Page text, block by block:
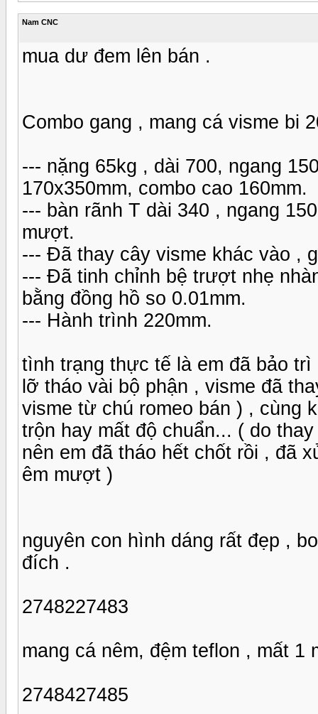
Nam CNC
mua dư đem lên bán .
Combo gang , mang cá visme bi
--- nặng 65kg , dài 700, ngang
170x350mm, combo cao 160mm.
--- bàn rãnh T dài 340 , ngang
mượt.
--- Đã thay cây visme khác vào ,
--- Đã tinh chỉnh bệ trượt nhẹ
bằng đồng hồ so 0.01mm.
--- Hành trình 220mm.
tình trạng thực tế là em đã bảo
lỡ tháo vài bộ phận , visme đã
visme từ chú romeo bán ) , cùng
trộn hay mất độ chuẩn... ( do
nên em đã tháo hết chốt rồi , đã
êm mượt )
nguyên con hình dáng rất đẹp ,
đích .
2748227483
mang cá nêm, đệm teflon , mất 1
2748427485